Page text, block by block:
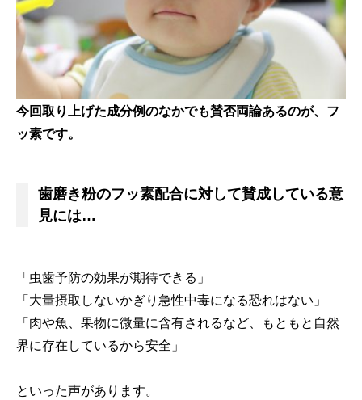
今回取り上げた成分例のなかでも賛否両論あるのが、フ
ッ素です。
歯磨き粉のフッ素配合に対して賛成している意
見には…
「虫歯予防の効果が期待できる」
「大量摂取しないかぎり急性中毒になる恐れはない」
「肉や魚、果物に微量に含有されるなど、もともと自然
界に存在しているから安全」
といった声があります。